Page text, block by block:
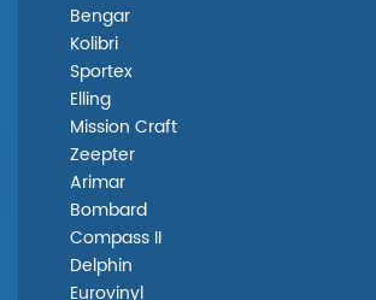
Bengar
Kolibri
Sportex
Elling
Mission Craft
Zeepter
Arimar
Bombard
Compass II
Delphin
Eurovinyl